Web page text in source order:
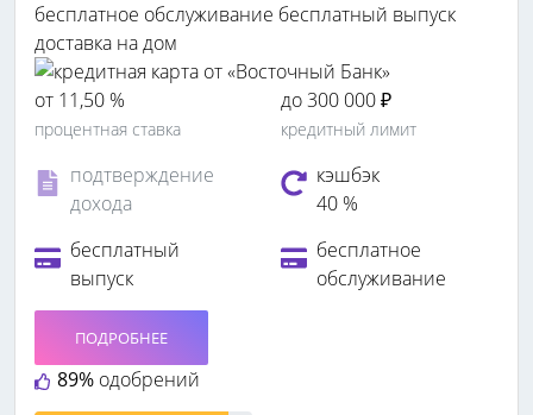
бесплатное обслуживание бесплатный выпуск
доставка на дом
от 11,50 %
процентная ставка
до 300 000 ₽
кредитный лимит
подтверждение
дохода
кэшбэк
40 %
бесплатный
выпуск
бесплатное
обслуживание
89% одобрений
ПОДРОБНЕЕ